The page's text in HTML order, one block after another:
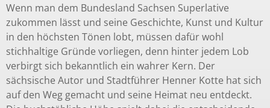
Wenn man dem Bundesland Sachsen Superlative
zukommen lässt und seine Geschichte, Kunst und Kultur
in den höchsten Tönen lobt, müssen dafür wohl
stichhaltige Gründe vorliegen, denn hinter jedem Lob
verbirgt sich bekanntlich ein wahrer Kern. Der
sächsische Autor und Stadtführer Henner Kotte hat sich
auf den Weg gemacht und seine Heimat neu entdeckt.